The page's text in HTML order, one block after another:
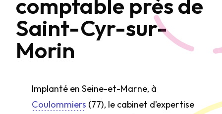
comptable près de
Saint-Cyr-sur-
Morin
Implanté en Seine-et-Marne, à
Coulommiers (77), le cabinet d’expertise